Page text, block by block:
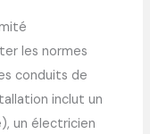
les normes
conduits de
inclut un
un électricien